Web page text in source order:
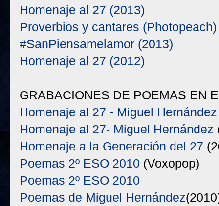
Homenaje al 27 (2013)
Proverbios y cantares (Photopeach)
#SanPiensamelamor (2013)
Homenaje al 27 (2012)
GRABACIONES DE POEMAS EN
Homenaje al 27 - Miguel Hernández
Homenaje al 27- Miguel Hernández
Homenaje a la Generación del 27
Poemas 2º ESO 2010 (Voxopop)
Poemas 2º ESO 2010
Poemas de Miguel Hernández